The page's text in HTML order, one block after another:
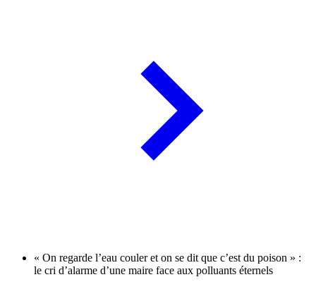
« On regarde l’eau couler et on se dit que c’est du poison » :
le cri d’alarme d’une maire face aux polluants éternels